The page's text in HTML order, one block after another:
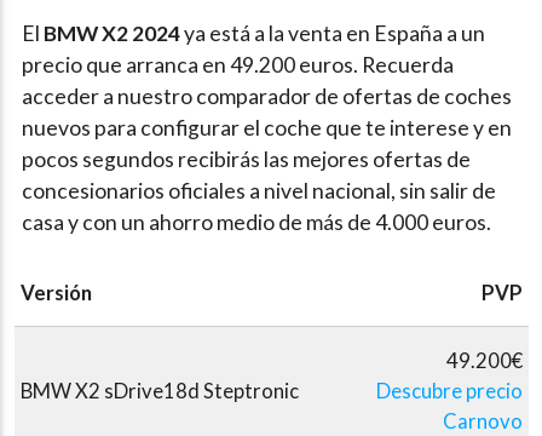
El BMW X2 2024ya está a la venta en España a un
precio que arranca en 49.200 euros. Recuerda
acceder a nuestro comparador de ofertas de coches
nuevos para configurar el coche que te interese y en
pocos segundos recibirás las mejores ofertas de
concesionarios oficiales a nivel nacional, sin salir de
casa y con un ahorro medio de más de 4.000 euros.
Versión PVP
BMW X2 sDrive18d Steptronic
49.200€
Descubre precio
Carnovo